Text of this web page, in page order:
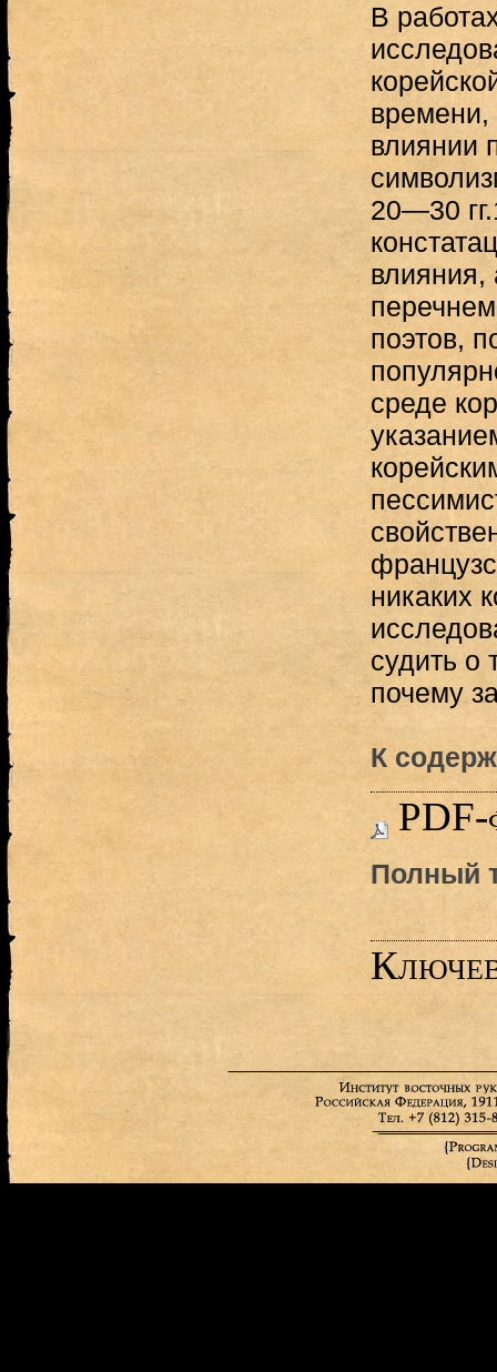
В
времени,
влиянии
20—30
влияния,
поэтов,
среде
никаких
судить о
почему
К
PDF-
Полный